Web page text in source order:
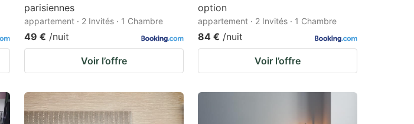
parisiennes
appartement · 2 Invités · 1 Chambre
49 € /nuit
Voir l’offre
option
appartement · 2 Invités · 1 Chambre
84 € /nuit
Voir l’offre